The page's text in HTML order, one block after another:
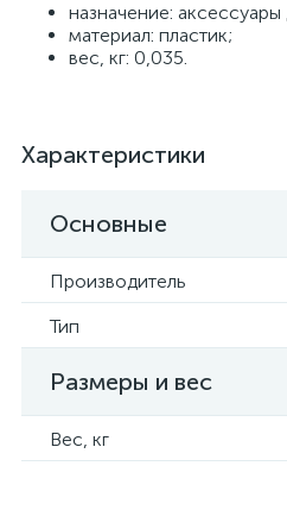
назначение:
материал: пластик;
вес, кг: 0,035.
Характеристики
Основные
Производитель
Тип
Размеры и вес
Вес, кг